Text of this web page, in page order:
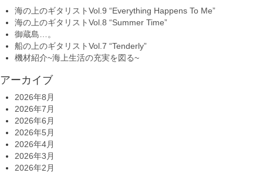
海の上のギタリストVol.9 “Everything Happens To Me”
海の上のギタリストVol.8 “Summer Time”
御蔵島…。
船の上のギタリストVol.7 “Tenderly”
機材紹介~海上生活の充実を図る~
アーカイブ
2026年8月
2026年7月
2026年6月
2026年5月
2026年4月
2026年3月
2026年2月